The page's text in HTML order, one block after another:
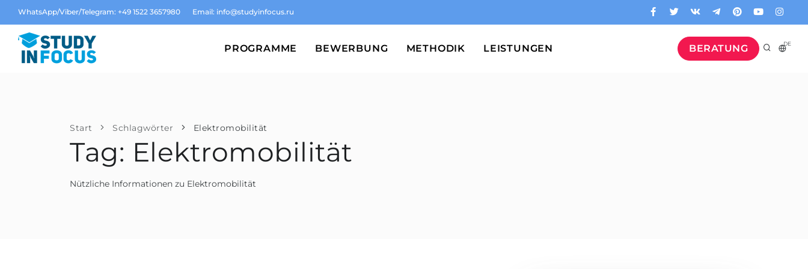
WhatsApp/Viber/Telegram: +49 1522 3657980 Email: info@studyinfocus.ru
BERATUNG DE
PROGRAMME BEWERBUNG METHODIK LEISTUNGEN
Start Schlagwörter Elektromobilität
Tag: Elektromobilität
Nützliche Informationen zu Elektromobilität